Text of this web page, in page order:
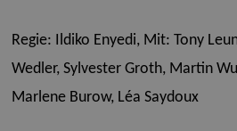
Regie: Ildiko Enyedi, Mit: Tony
Wedler, Sylvester Groth, Martin
Marlene Burow, Léa Saydoux